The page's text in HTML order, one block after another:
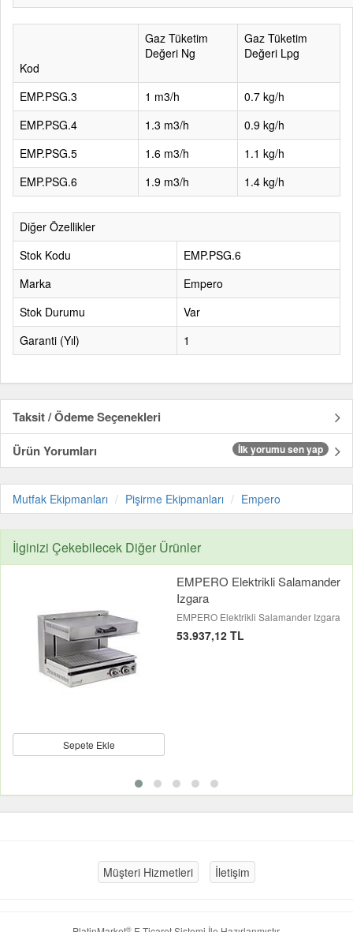
Kod
Gaz Tüketim
Değeri Ng
Gaz Tüketim
Değeri Lpg
EMP.PSG.3 1 m3/h
0.7 kg/h
EMP.PSG.4
1.3 m3/h
0.9 kg/h
EMP.PSG.5
1.6 m3/h
1.1 kg/h
EMP.PSG.6
1.9 m3/h 1.4 kg/h
Diğer Özellikler
Stok Kodu
EMP.PSG.6
Marka
Empero
Stok Durumu
Var
Garanti (Yıl)
1
Taksit / Ödeme Seçenekleri
Ürün Yorumları
İlk yorumu sen yap
Mutfak Ekipmanları Pişirme Ekipmanları Empero
İlginizi Çekebilecek Diğer Ürünler
Sepete Ekle
EMPERO Elektrikli Salamander
Izgara
EMPERO Elektrikli Salamander Izgara
53.937,12 TL
Müşteri Hizmetleri İletişim
®